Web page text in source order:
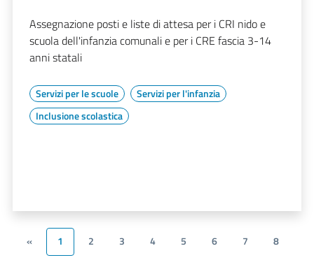
Assegnazione posti e liste di attesa per i CRI nido e
scuola dell'infanzia comunali e per i CRE fascia 3-14
anni statali
Servizi per le scuole
Servizi per l'infanzia
Inclusione scolastica
« 1 2 3 4 5 6 7
8